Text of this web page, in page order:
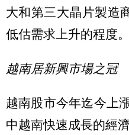
大和第三大晶片製造
低估需求上升的程度。
越南居新興市場之冠
越南股市今年迄今上
中越南快速成長的經濟